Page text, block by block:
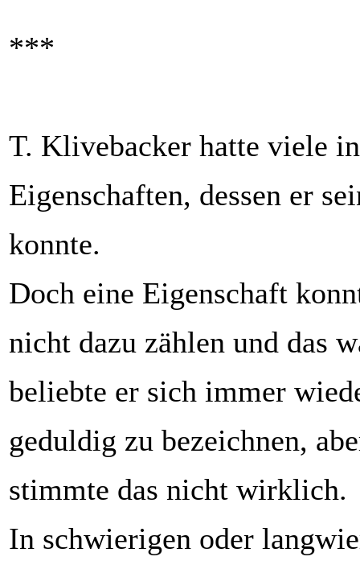
***
T. Klivebacker hatte viele
Eigenschaften, dessen er
konnte.
Doch eine Eigenschaft
nicht dazu zählen und das
beliebte er sich immer
geduldig zu bezeichnen,
stimmte das nicht wirklich.
In schwierigen oder